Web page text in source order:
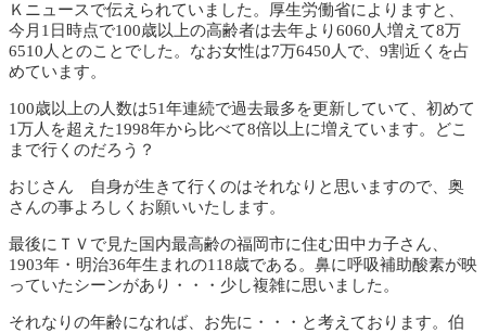
Ｋニュースで伝えられていました。厚生労働省によりますと、
今月1日時点で100歳以上の高齢者は去年より6060人増えて8万
6510人とのことでした。なお女性は7万6450人で、9割近くを占
めています。
100歳以上の人数は51年連続で過去最多を更新していて、初めて
1万人を超えた1998年から比べて8倍以上に増えています。どこ
まで行くのだろう？
おじさん 自身が生きて行くのはそれなりと思いますので、奥
さんの事よろしくお願いいたします。
最後にＴＶで見た国内最高齢の福岡市に住む田中カ子さん、
1903年・明治36年生まれの118歳である。鼻に呼吸補助酸素が映
っていたシーンがあり・・・少し複雑に思いました。
それなりの年齢になれば、お先に・・・と考えております。伯